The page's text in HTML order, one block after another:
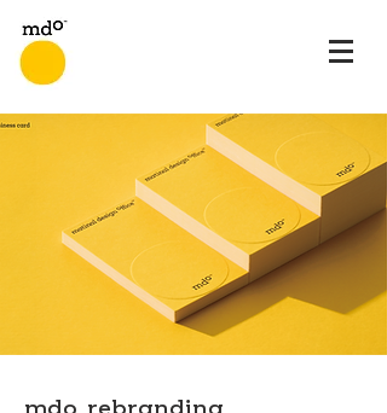
mdo_rebranding